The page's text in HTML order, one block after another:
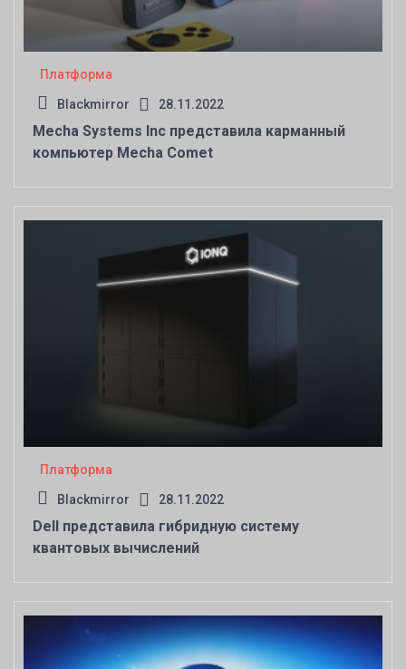
Платформа
Blackmirror 28.11.2022
Mecha Systems Inc представила карманный
компьютер Mecha Comet
Платформа
Blackmirror 28.11.2022
Dell представила гибридную систему
квантовых вычислений